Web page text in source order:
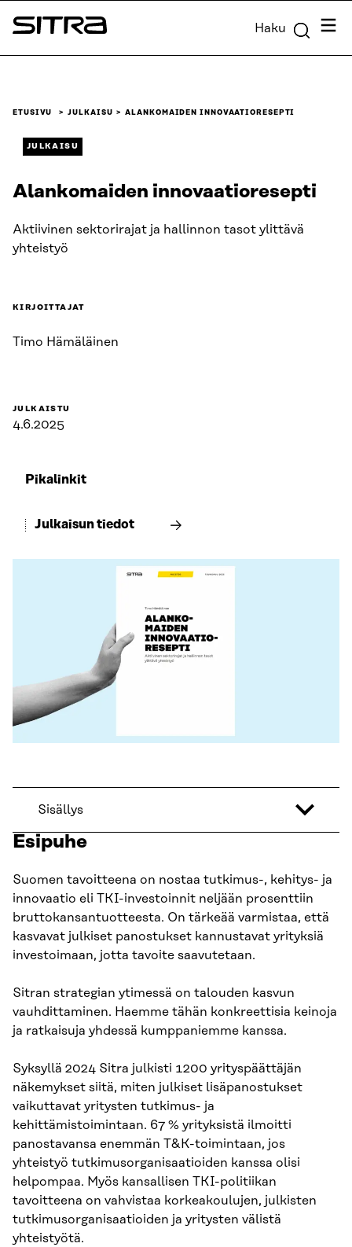
Siirry
suoraan
Sitra Haku
ETUSIVU JULKAISU ALANKOMAIDEN INNOVAATIORESEPTI
JULKAISU
Alankomaiden innovaatioresepti
Aktiivinen sektorirajat ja hallinnon tasot ylittävä
yhteistyö
KIRJOITTAJAT
Timo Hämäläinen
JULKAISTU
4.6.2025
Pikalinkit
Julkaisun tiedot
Sisällys
Esipuhe
Suomen tavoitteena on nostaa tutkimus-, kehitys- ja
innovaatio eli TKI-investoinnit neljään prosenttiin
bruttokansantuotteesta. On tärkeää varmistaa, että
kasvavat julkiset panostukset kannustavat yrityksiä
investoimaan, jotta tavoite saavutetaan.
Sitran strategian ytimessä on talouden kasvun
vauhdittaminen. Haemme tähän konkreettisia keinoja
ja ratkaisuja yhdessä kumppaniemme kanssa.
Syksyllä 2024 Sitra julkisti 1200 yrityspäättäjän
näkemykset siitä, miten julkiset lisäpanostukset
vaikuttavat yritysten tutkimus- ja
kehittämistoimintaan. 67 % yrityksistä ilmoitti
panostavansa enemmän T&K-toimintaan, jos
yhteistyö tutkimusorganisaatioiden kanssa olisi
helpompaa. Myös kansallisen TKI-politiikan
tavoitteena on vahvistaa korkeakoulujen, julkisten
tutkimusorganisaatioiden ja yritysten välistä
yhteistyötä.